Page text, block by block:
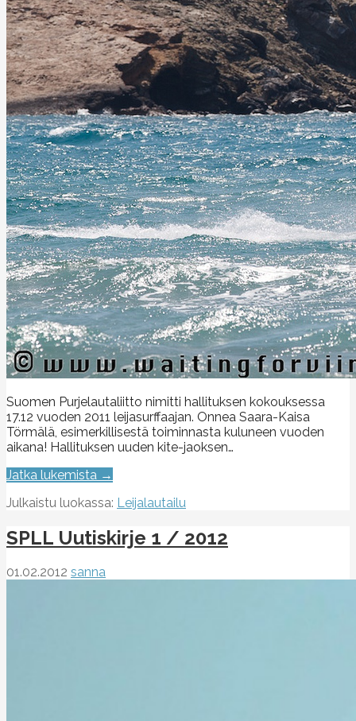
Suomen Purjelautaliitto nimitti hallituksen kokouksessa
17.12 vuoden 2011 leijasurffaajan. Onnea Saara-Kaisa
Törmälä, esimerkillisestä toiminnasta kuluneen vuoden
aikana! Hallituksen uuden kite-jaoksen…
Jatka lukemista →
Julkaistu luokassa: Leijalautailu
SPLL Uutiskirje 1 / 2012
01.02.2012 sanna